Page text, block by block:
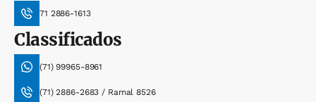
71 2886-1613
Classificados
(71) 99965-8961
(71) 2886-2683 / Ramal 8526